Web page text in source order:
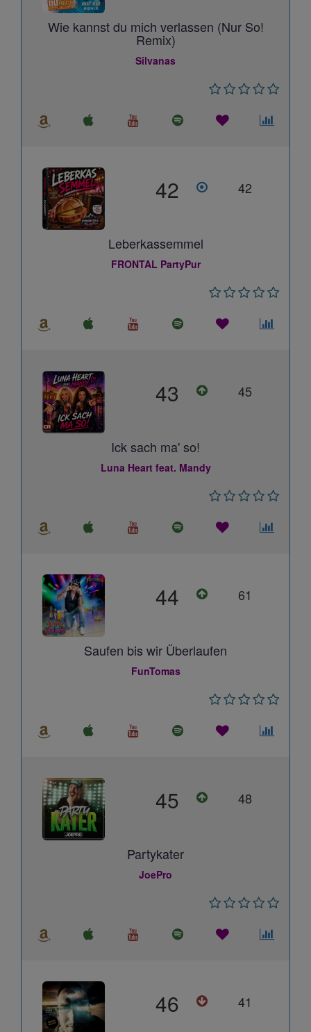
Wie kannst du mich verlassen (Nur So!
Remix)
Silvanas
42 42
Leberkassemmel
FRONTAL PartyPur
43 45
Ick sach ma' so!
Luna Heart feat. Mandy
44 61
Saufen bis wir Überlaufen
FunTomas
45 48
Partykater
JoePro
46 41